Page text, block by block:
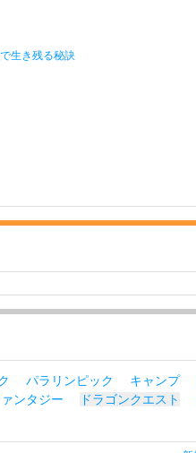
生き残る秘訣
パラリンピック キャンプ
ンタジー ドラゴンクエスト